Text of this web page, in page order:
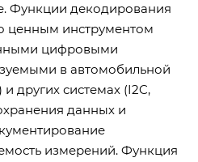
Функции декодирования
ценным инструментом
цифровыми
в автомобильной
других системах (I2C,
данных и
измерений. Функция